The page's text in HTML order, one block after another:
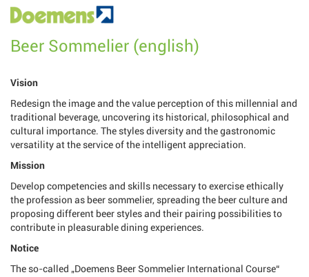
Beer Sommelier (english)
Vision
Redesign the image and the value perception of this millennial and
traditional beverage, uncovering its historical, philosophical and
cultural importance. The styles diversity and the gastronomic
versatility at the service of the intelligent appreciation.
Mission
Develop competencies and skills necessary to exercise ethically
the profession as beer sommelier, spreading the beer culture and
proposing different beer styles and their pairing possibilities to
contribute in pleasurable dining experiences.
Notice
The so-called „Doemens Beer Sommelier International Course“